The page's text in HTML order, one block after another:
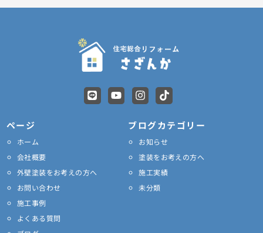
L
i
Y
o
I
n
t
g
r
m
T
i
t
k
ページ
ホーム
会社概要
外壁塗装をお考えの方へ
お問い合わせ
施工事例
よくある質問
ブログカテゴリー
お知らせ
塗装をお考えの方へ
施工実績
未分類